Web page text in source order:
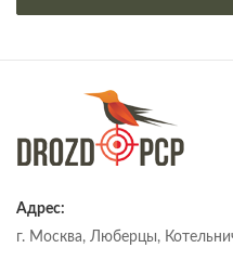
Адрес:
г. Москва, Люберцы,